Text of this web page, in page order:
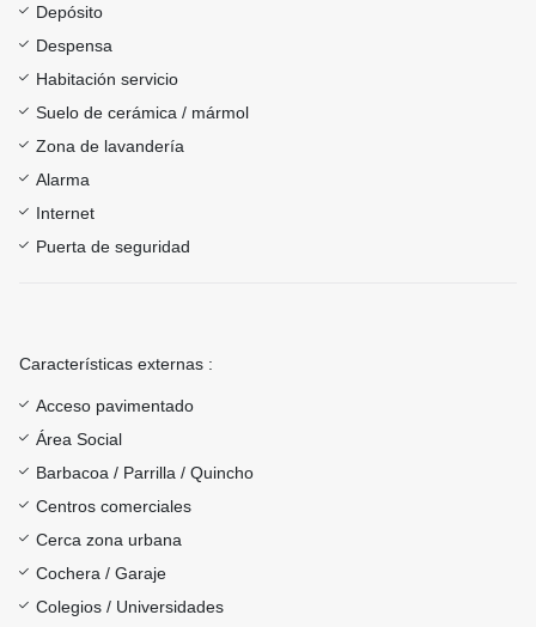
Depósito
Despensa
Habitación servicio
Suelo de cerámica / mármol
Zona de lavandería
Alarma
Internet
Puerta de seguridad
Características externas :
Acceso pavimentado
Área Social
Barbacoa / Parrilla / Quincho
Centros comerciales
Cerca zona urbana
Cochera / Garaje
Colegios / Universidades